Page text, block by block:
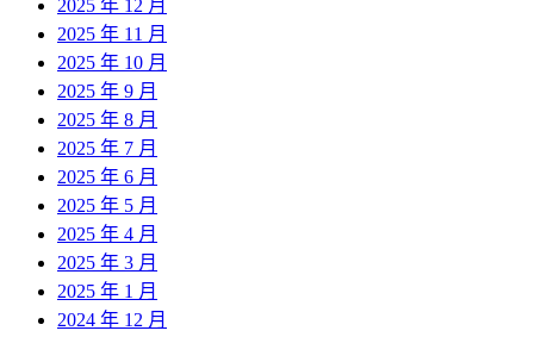
2025 年 12 月
2025 年 11 月
2025 年 10 月
2025 年 9 月
2025 年 8 月
2025 年 7 月
2025 年 6 月
2025 年 5 月
2025 年 4 月
2025 年 3 月
2025 年 1 月
2024 年 12 月